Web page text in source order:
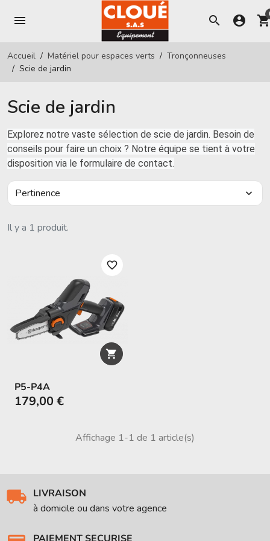
menu search account_circle
Accueil Matériel pour espaces verts
Tronçonneuses
Scie de jardin
Scie de jardin
Explorez notre vaste sélection de scie de jardin. Besoin de
conseils pour faire un choix ? Notre équipe se tient à votre
disposition via le formulaire de contact.
Il y a 1 produit.
Pertinence expand_more

favorite_border
P5-P4A
179,00 €
Affichage 1-1 de 1 article(s)
LIVRAISON
à domicile ou dans votre agence